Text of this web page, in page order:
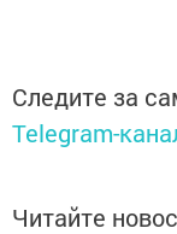
Следите за
Telegram-
Читайте